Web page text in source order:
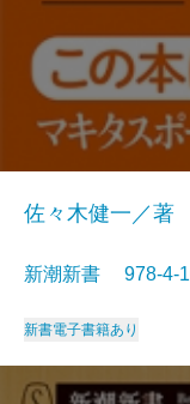
佐々木健一／著
新潮新書 978-4-
新書電子書籍あり